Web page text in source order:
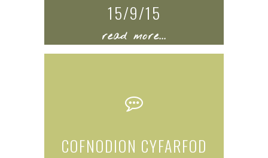
15/9/15
read more...
COFNODION CYFARFOD